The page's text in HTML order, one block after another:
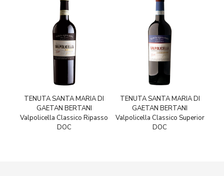
TENUTA SANTA MARIA DI
GAETAN BERTANI
Valpolicella Classico Ripasso
DOC
TENUTA SANTA MARIA DI
GAETAN BERTANI
Valpolicella Classico Superior
DOC